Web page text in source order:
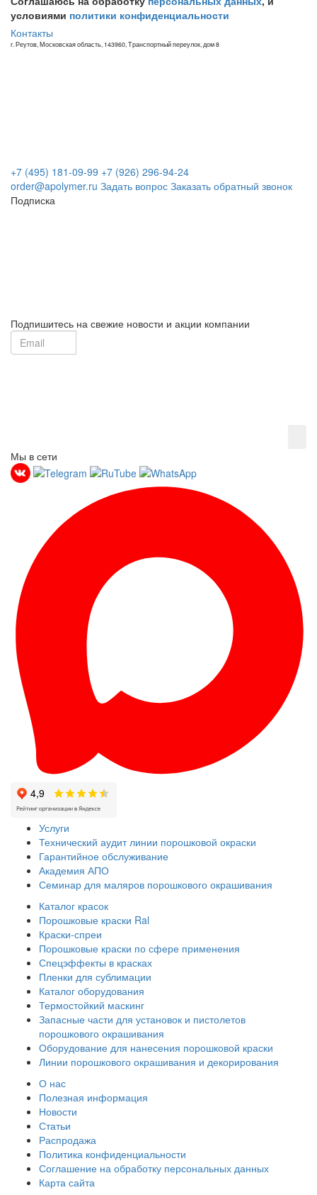
условиями политики конфиденциальности
Контакты
г. Реутов, Московская область, 143960, Транспортный переулок, дом 8
+7 (495) 181-09-99 +7 (926) 296-94-24
order@apolymer.ru Задать вопрос Заказать обратный звонок
Подписка
Подпишитесь на свежие новости и акции компании
Мы в сети
Услуги
Технический аудит линии порошковой окраски
Гарантийное обслуживание
Академия АПО
Семинар для маляров порошкового окрашивания
Каталог красок
Порошковые краски Ral
Краски-спреи
Порошковые краски по сфере применения
Спецэффекты в красках
Пленки для сублимации
Каталог оборудования
Термостойкий маскинг
Запасные части для установок и пистолетов
порошкового окрашивания
Оборудование для нанесения порошковой краски
Линии порошкового окрашивания и декорирования
О нас
Полезная информация
Новости
Статьи
Распродажа
Политика конфиденциальности
Соглашение на обработку персональных данных
Карта сайта